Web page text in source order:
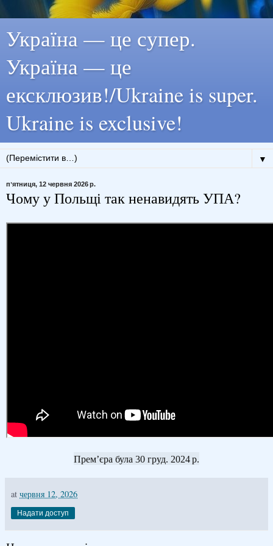
Україна — це супер.
Україна — це
ексклюзив!/Ukraine is super.
Ukraine is exclusive!
▼
пʼятниця, 12 червня 2026 р.
Чому у Польщі так ненавидять УПА?
Прем’єра була 30 груд. 2024 р.
at червня 12, 2026
Надати доступ